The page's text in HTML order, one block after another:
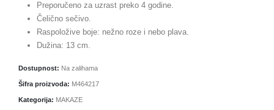
Preporučeno za uzrast preko 4 godine.
Čelično sečivo.
Raspoložive boje: nežno roze i nebo plava.
Dužina: 13 cm.
Dostupnost: Na zalihama
Šifra proizvoda: M464217
Kategorija: MAKAZE